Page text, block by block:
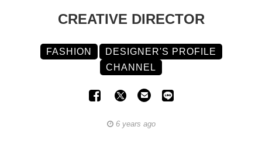
CREATIVE DIRECTOR
FASHION
DESIGNER'S PROFILE
CHANNEL
6 years ago